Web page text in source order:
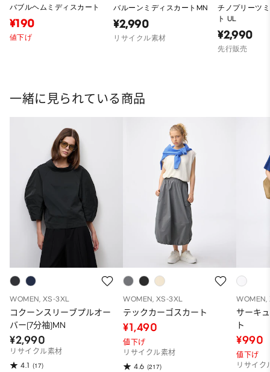
バブルヘムミディスカート
¥190
値下げ
バルーンミディスカートMN
¥2,990
リサイクル素材
チノプリーツ
ト UL
¥2,990
先行販売
一緒に見られている商品
WOMEN, XS-3XL
コクーンスリーブプルオー
バー(7分袖)MN
¥2,990
リサイクル素材
4.1 (17)
WOMEN, XS-3XL
テックカーゴスカート
¥1,490
値下げ
リサイクル素材
4.6 (217)
WOMEN,
サーキ
ト
¥990
値下げ
リサイク